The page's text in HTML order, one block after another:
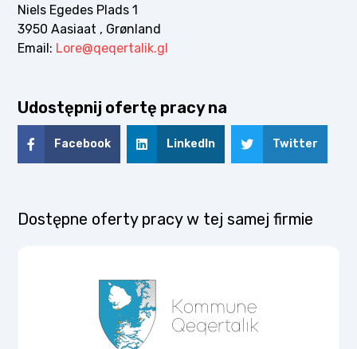
Niels Egedes Plads 1
3950 Aasiaat , Grønland
Email: Lore@qeqertalik.gl
Udostępnij ofertę pracy na
Facebook LinkedIn Twitter
Dostępne oferty pracy w tej samej firmie